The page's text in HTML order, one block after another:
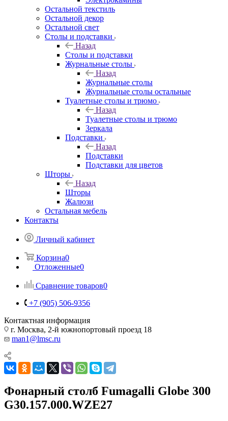
Остальной текстиль
Остальной декор
Остальной свет
Столы и подставки
Назад
Столы и подставки
Журнальные столы
Назад
Журнальные столы
Журнальные столы остальные
Туалетные столы и трюмо
Назад
Туалетные столы и трюмо
Зеркала
Подставки
Назад
Подставки
Подставки для цветов
Шторы
Назад
Шторы
Жалюзи
Остальная мебель
Контакты
Личный кабинет
Корзина0
Отложенные0
Сравнение товаров0
+7 (905) 506-9356
Контактная информация
г. Москва, 2-й южнопортовый проезд 18
man1@lmsc.ru
Фонарный столб Fumagalli Globe 300
G30.157.000.WZE27